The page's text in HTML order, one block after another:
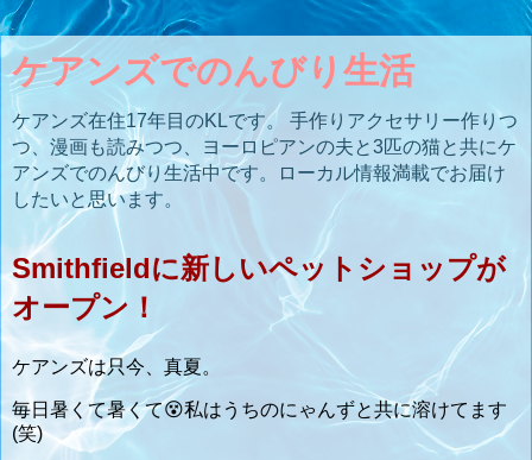
ケアンズでのんびり生活
ケアンズ在住17年目のKLです。 手作りアクセサリー作りつ
つ、漫画も読みつつ、ヨーロピアンの夫と3匹の猫と共にケ
アンズでのんびり生活中です。ローカル情報満載でお届け
したいと思います。
Smithfieldに新しいペットショップが
オープン！
ケアンズは只今、真夏。
毎日暑くて暑くて😵私はうちのにゃんずと共に溶けてます
(笑)